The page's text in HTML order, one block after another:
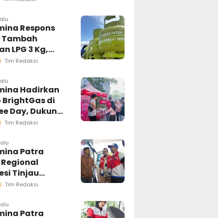
Respons
LPG 3 Kg,
Penyaluran di
Tim Redaksi
Hadirkan
BrightGas di
Day, Dukung
Tepat
Tim Redaksi
Patra
Tinjau
Pelayanan
Distribusi
Tim Redaksi
Patra